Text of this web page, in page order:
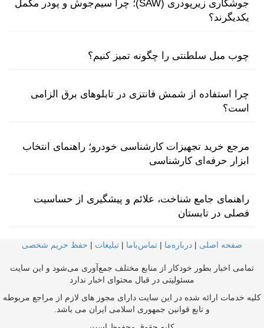
جوشکاری زیرپودری (SAW)؛ چرا سیم‌جوش و پودر مکمل
یکدیگرند؟
چوب مبل سلطنتی را چگونه تمیز کنیم؟
چرا استفاده از شمش فانتزی در تابلوهای برق الزامی
است؟
مرجع خرید تجهیزات کارشناسی خودرو؛ راهنمای انتخاب
ابزار حرفه‌ای کارشناسی
راهنمای جامع شناخت، علائم و پیشگیری از حساسیت
فصلی در تابستان
صفحه اصلی | درباره‌ما | تماس‌با‌ما | تبلیغات | حفظ حریم شخصی
تمامی اخبار بطور خودکار از منابع مختلف جمع‌آوری می‌شود و این سایت
مسئولیتی در قبال محتوای اخبار ندارد
کلیه خدمات ارائه شده در این سایت دارای مجوز های لازم از مراجع مربوطه
و تابع قوانین جمهوری اسلامی ایران می باشد.